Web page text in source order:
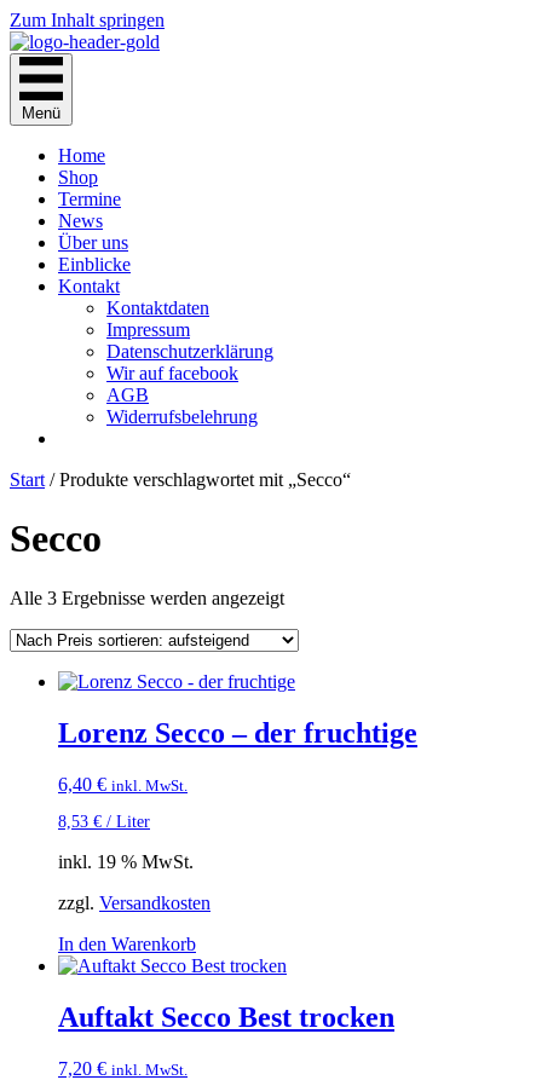
Zum Inhalt springen
Menü
Home
Shop
Termine
News
Über uns
Einblicke
Kontakt
Kontaktdaten
Impressum
Datenschutzerklärung
Wir auf facebook
AGB
Widerrufsbelehrung
Start / Produkte verschlagwortet mit „Secco“
Secco
Alle 3 Ergebnisse werden angezeigtNach
sortiert:
Lorenz Secco – der fruchtige
6,40 € inkl. MwSt.
8,53 € / Liter
inkl. 19 % MwSt.
zzgl. Versandkosten
In den Warenkorb
Auftakt Secco Best trocken
7,20 € inkl. MwSt.